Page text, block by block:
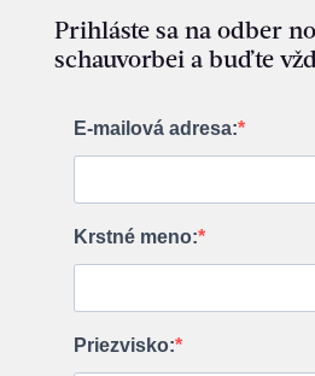
Prihláste sa na odber
schauvorbei a buďte
E-mailová adresa:
Krstné meno:
Priezvisko: